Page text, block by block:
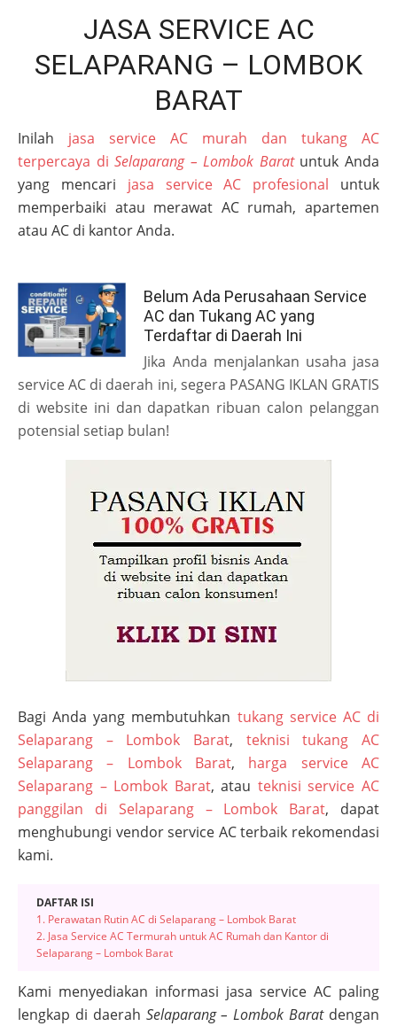
JASA SERVICE AC
SELAPARANG – LOMBOK
BARAT
Inilah jasa service AC murah dan tukang AC
terpercaya diSelaparang – Lombok Baratuntuk Anda
yang mencari jasa service AC profesional untuk
memperbaiki atau merawat AC rumah, apartemen
atau AC di kantor Anda.
Belum Ada Perusahaan Service
AC dan Tukang AC yang
Terdaftar di Daerah Ini
Jika Anda menjalankan usaha jasa
service AC di daerah ini, segera PASANG IKLAN GRATIS
di website ini dan dapatkan ribuan calon pelanggan
potensial setiap bulan!
Bagi Anda yang membutuhkan tukang service AC di
Selaparang – Lombok Barat, teknisi tukang AC
Selaparang – Lombok Barat, harga service AC
Selaparang – Lombok Barat, atau teknisi service AC
panggilan di Selaparang – Lombok Barat, dapat
menghubungi vendor service AC terbaik rekomendasi
kami.
DAFTAR ISI
1. Perawatan Rutin AC di Selaparang – Lombok Barat
2. Jasa Service AC Termurah untuk AC Rumah dan Kantor di
Selaparang – Lombok Barat
Kami menyediakan informasi jasa service AC paling
lengkap di daerah Selaparang – Lombok Baratdengan